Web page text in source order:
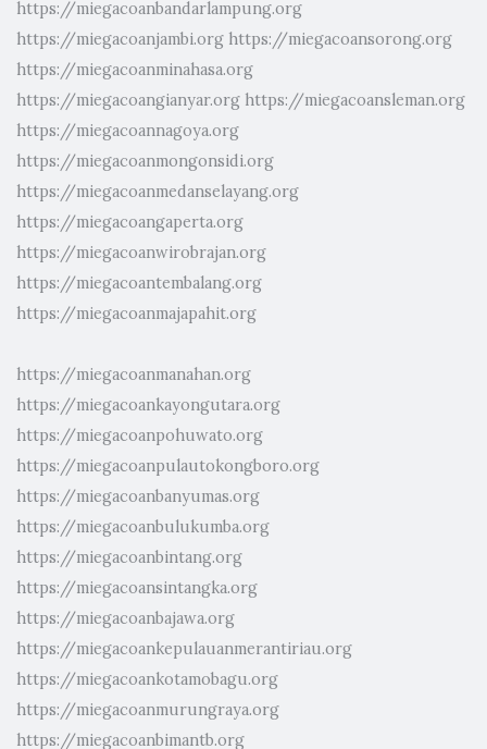
https://miegacoanbandarlampung.org
https://miegacoanjambi.org https://miegacoansorong.org
https://miegacoanminahasa.org
https://miegacoangianyar.org https://miegacoansleman.org
https://miegacoannagoya.org
https://miegacoanmongonsidi.org
https://miegacoanmedanselayang.org
https://miegacoangaperta.org
https://miegacoanwirobrajan.org
https://miegacoantembalang.org
https://miegacoanmajapahit.org
https://miegacoanmanahan.org
https://miegacoankayongutara.org
https://miegacoanpohuwato.org
https://miegacoanpulautokongboro.org
https://miegacoanbanyumas.org
https://miegacoanbulukumba.org
https://miegacoanbintang.org
https://miegacoansintangka.org
https://miegacoanbajawa.org
https://miegacoankepulauanmerantiriau.org
https://miegacoankotamobagu.org
https://miegacoanmurungraya.org
https://miegacoanbimantb.org